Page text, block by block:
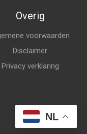
Overig
voorwaarden
Disclaimer
Privacy verklaring
NL